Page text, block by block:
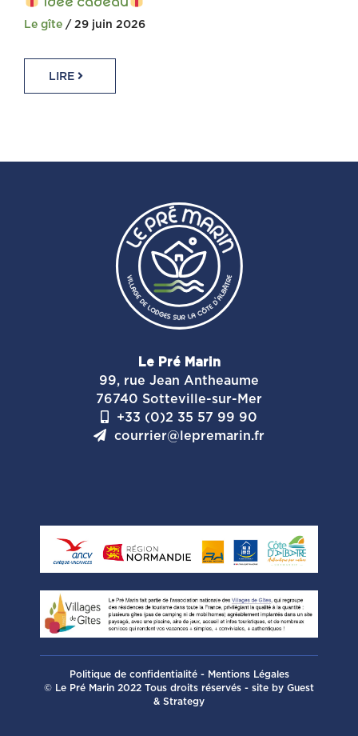
Le gîte / 29 juin 2026
LIRE
Le Pré Marin
99, rue Jean Antheaume
76740 Sotteville-sur-Mer
+33 (0)2 35 57 99 90
courrier@lepremarin.fr
Politique de confidentialité- Mentions Légales
© Le Pré Marin 2022 Tous droits réservés - site by Guest
& Strategy